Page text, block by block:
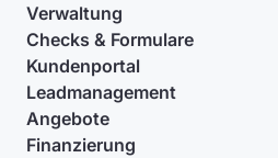
Verwaltung
Checks & Formulare
Kundenportal
Leadmanagement
Angebote
Finanzierung